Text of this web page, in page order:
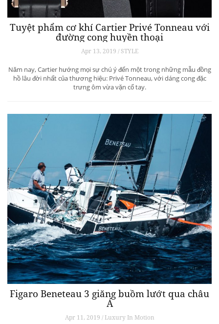
Tuyệt phẩm cơ khí Cartier Privé Tonneau với
đường cong huyền thoại
Apr 13, 2019 / STYLE
Năm nay, Cartier hướng mọi sự chú ý đến một trong những mẫu đồng
hồ lâu đời nhất của thương hiệu: Privé Tonneau, với dáng cong đặc
trưng ôm vừa vặn cổ tay.
Figaro Beneteau 3 giăng buồm lướt qua châu
Á
Apr 11, 2019 / Luxury In Motion